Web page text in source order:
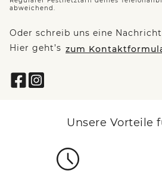
abweichend.
Oder schreib uns eine Nachricht
Hier geht’s zum
Unsere Vorteile